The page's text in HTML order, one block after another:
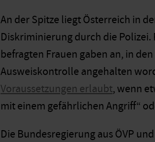
An der Spitze liegt Österreich in
Diskriminierung durch die
befragten Frauen gaben an, in
Ausweiskontrolle angehalten
Voraussetzungen erlaubt, wenn
mit einem gefährlichen Angriff“
Die Bundesregierung aus ÖVP